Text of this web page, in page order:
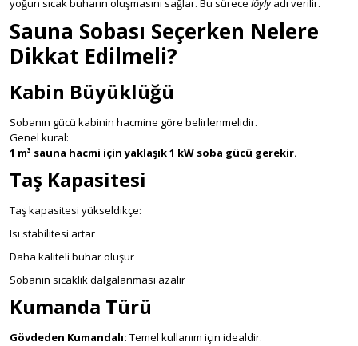
yoğun sıcak buharın oluşmasını sağlar. Bu sürece löylyadı verilir.
Sauna Sobası Seçerken Nelere
Dikkat Edilmeli?
Kabin Büyüklüğü
Sobanın gücü kabinin hacmine göre belirlenmelidir.
Genel kural:
1 m³ sauna hacmi için yaklaşık 1 kW soba gücü gerekir.
Taş Kapasitesi
Taş kapasitesi yükseldikçe:
Isı stabilitesi artar
Daha kaliteli buhar oluşur
Sobanın sıcaklık dalgalanması azalır
Kumanda Türü
Gövdeden Kumandalı: Temel kullanım için idealdir.